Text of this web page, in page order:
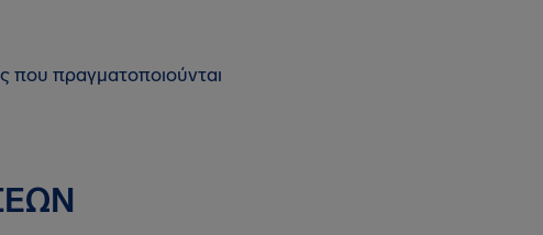
που πραγματοποιούνται